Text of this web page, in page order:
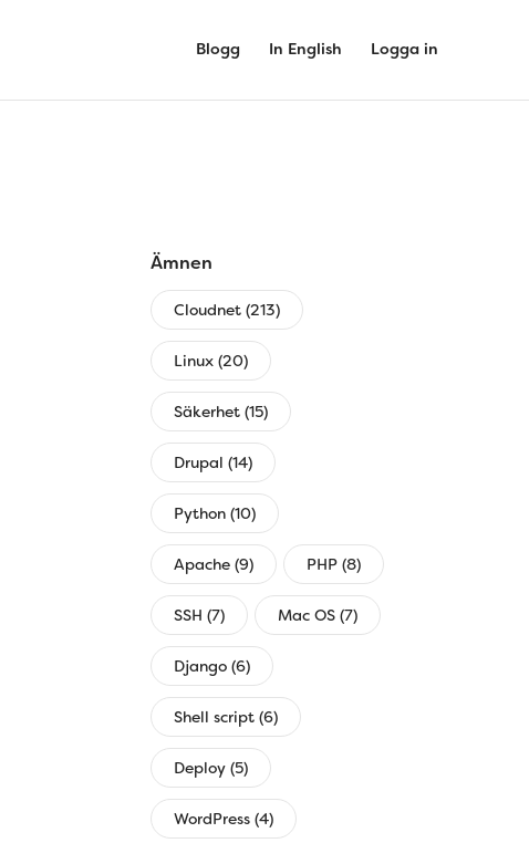
Blogg In English Logga in
Ämnen
Cloudnet (213)
Linux (20)
Säkerhet (15)
Drupal (14)
Python (10)
Apache (9) PHP (8)
SSH (7) Mac OS (7)
Django (6)
Shell script (6)
Deploy (5)
WordPress (4)